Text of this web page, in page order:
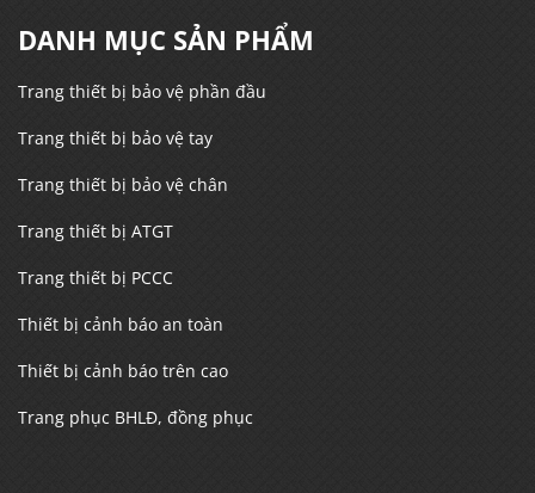
DANH MỤC SẢN PHẨM
Trang thiết bị bảo vệ phần đầu
Trang thiết bị bảo vệ tay
Trang thiết bị bảo vệ chân
Trang thiết bị ATGT
Trang thiết bị PCCC
Thiết bị cảnh báo an toàn
Thiết bị cảnh báo trên cao
Trang phục BHLĐ, đồng phục